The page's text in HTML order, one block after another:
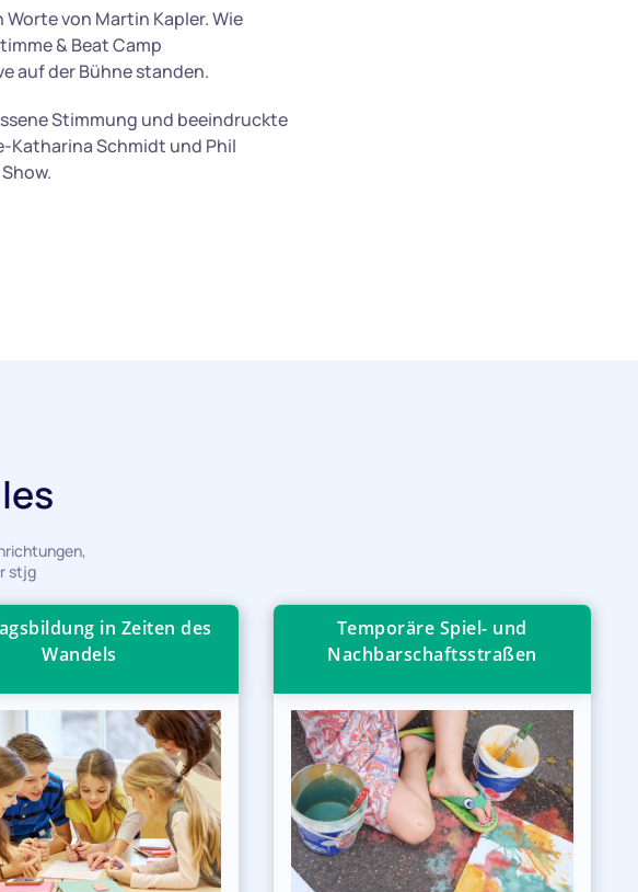
von Martin Kapler. Wie
& Beat Camp
auf der Bühne standen.
Stimmung und beeindruckte
Katharina Schmidt und Phil
stjg
in Zeiten des
Wandels
Temporäre Spiel- und
Nachbarschaftsstraßen